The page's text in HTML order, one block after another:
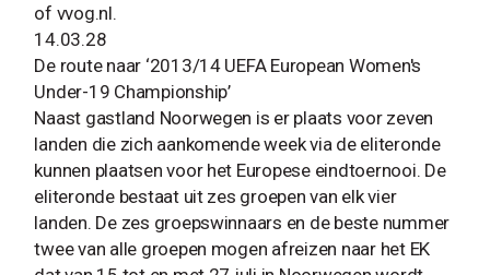
of vvog.nl.
14.03.28
De route naar ‘2013/14 UEFA European Women's
Under-19 Championship’
Naast gastland Noorwegen is er plaats voor zeven
landen die zich aankomende week via de eliteronde
kunnen plaatsen voor het Europese eindtoernooi. De
eliteronde bestaat uit zes groepen van elk vier
landen. De zes groepswinnaars en de beste nummer
twee van alle groepen mogen afreizen naar het EK